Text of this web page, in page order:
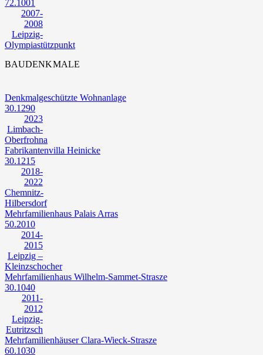
72.1001
2007-
2008
Leipzig-
Olympiastützpunkt
BAUDENKMALE
Denkmalgeschützte Wohnanlage
30.1290
2023
Limbach-
Oberfrohna
Fabrikantenvilla Heinicke
30.1215
2018-
2022
Chemnitz-
Hilbersdorf
Mehrfamilienhaus Palais Arras
50.2010
2014-
2015
Leipzig –
Kleinzschocher
Mehrfamilienhaus Wilhelm-Sammet-Strasze
30.1040
2011-
2012
Leipzig-
Eutritzsch
Mehrfamilienhäuser Clara-Wieck-Strasze
60.1030